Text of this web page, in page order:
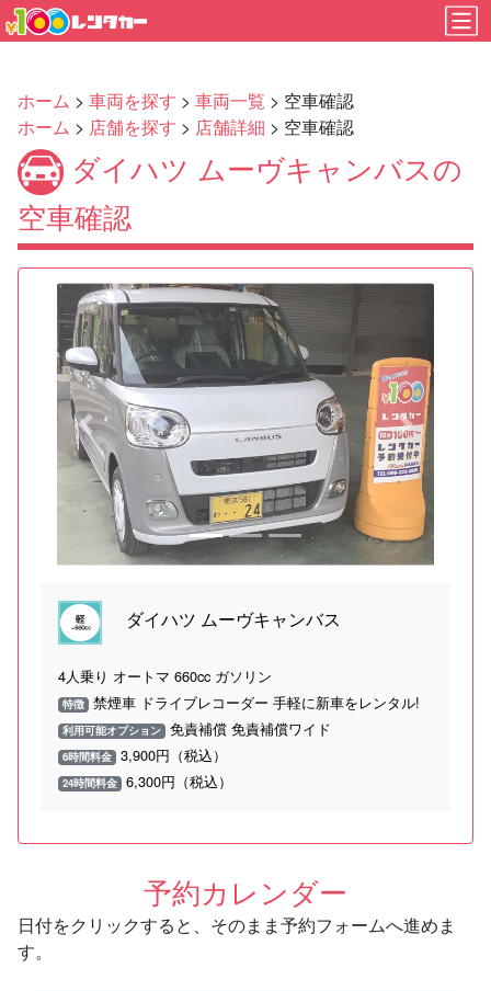
ホーム > 車両を探す > 車両一覧 > 空車確認
ホーム > 店舗を探す > 店舗詳細 > 空車確認
ダイハツ ムーヴキャンバスの
空車確認
Previous Next
ダイハツ ムーヴキャンバス
4人乗り オートマ 660cc ガソリン
特徴 禁煙車 ドライブレコーダー 手軽に新車をレンタル!
利用可能オプション 免責補償 免責補償ワイド
6時間料金 3,900円（税込）
24時間料金 6,300円（税込）
予約カレンダー
日付をクリックすると、そのまま予約フォームへ進めま
す。